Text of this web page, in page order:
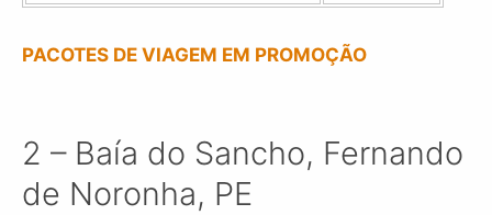
PACOTES DE VIAGEM EM PROMOÇÃO
2 – Baía do Sancho, Fernando
de Noronha, PE